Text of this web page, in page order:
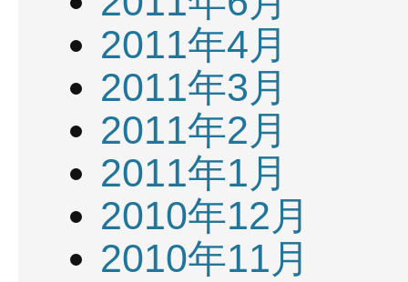
2011年4月
2011年3月
2011年2月
2011年1月
2010年12月
2010年11月